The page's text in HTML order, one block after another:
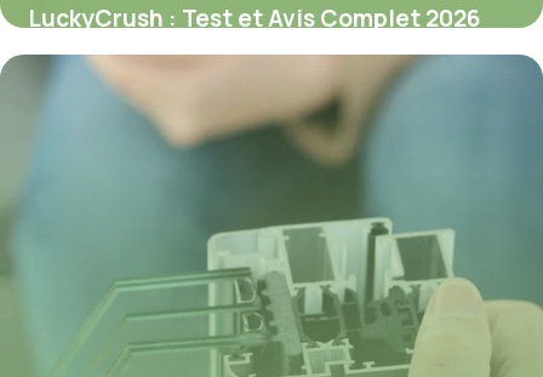
LuckyCrush : Test et Avis Complet 2026
9 juillet 2026